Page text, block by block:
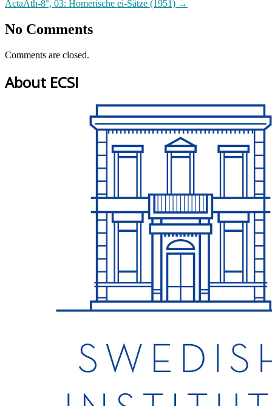
ActaAth-8°, 03: Homerische ei-Sätze (1951) →
No Comments
Comments are closed.
About ECSI